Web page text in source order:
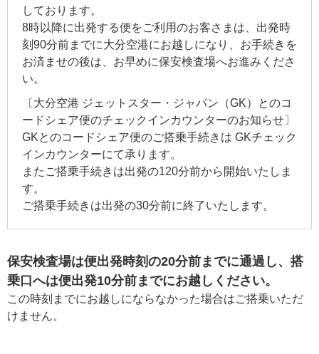
しております。
8時以降に出発する便をご利用のお客さまは、出発時
刻90分前までに大分空港にお越しになり、お手続きを
お済ませの後は、お早めに保安検査場へお進みくださ
い。
〔大分空港 ジェットスター・ジャパン（GK）とのコ
ードシェア便のチェックインカウンターのお知らせ〕
GKとのコードシェア便のご搭乗手続きは GKチェック
インカウンターにて承ります。
またご搭乗手続きは出発の120分前から開始いたしま
す。
ご搭乗手続きは出発の30分前に終了いたします。
保安検査場は便出発時刻の20分前までに通過し、搭
乗口へは便出発10分前までにお越しください。
この時刻までにお越しにならなかった場合はご搭乗いただ
けません。